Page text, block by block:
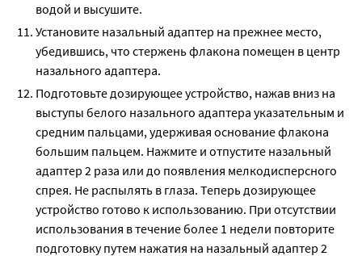
водой и высушите.
Установите назальный адаптер на прежнее место,
убедившись, что стержень флакона помещен в центр
назального адаптера.
Подготовьте дозирующее устройство, нажав вниз на
выступы белого назального адаптера указательным и
средним пальцами, удерживая основание флакона
большим пальцем. Нажмите и отпустите назальный
адаптер 2 раза или до появления мелкодисперсного
спрея. Не распылять в глаза. Теперь дозирующее
устройство готово к использованию. При отсутствии
использования в течение более 1 недели повторите
подготовку путем нажатия на назальный адаптер 2